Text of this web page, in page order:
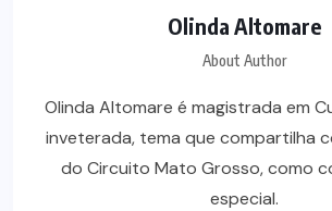
Olinda Altomare
About Author
Olinda Altomare é magistrada em
inveterada, tema que compartilha
do Circuito Mato Grosso, como
especial.